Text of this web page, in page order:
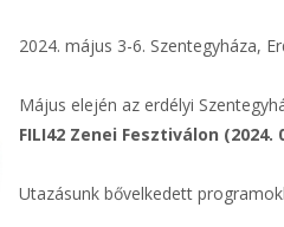
2024. május 3-6. Szentegyháza,
Május elején az erdélyi
FILI42 Zenei Fesztiválon (2024.
Utazásunk bővelkedett